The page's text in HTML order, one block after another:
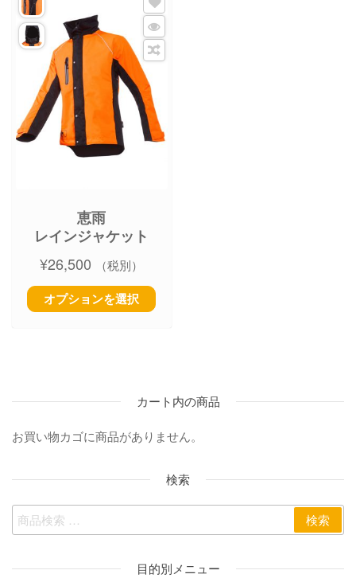
恵雨
レインジャケット
¥26,500
（税別）
オプションを選択
カート内の商品
お買い物カゴに商品がありません。
検索
検索
目的別メニュー